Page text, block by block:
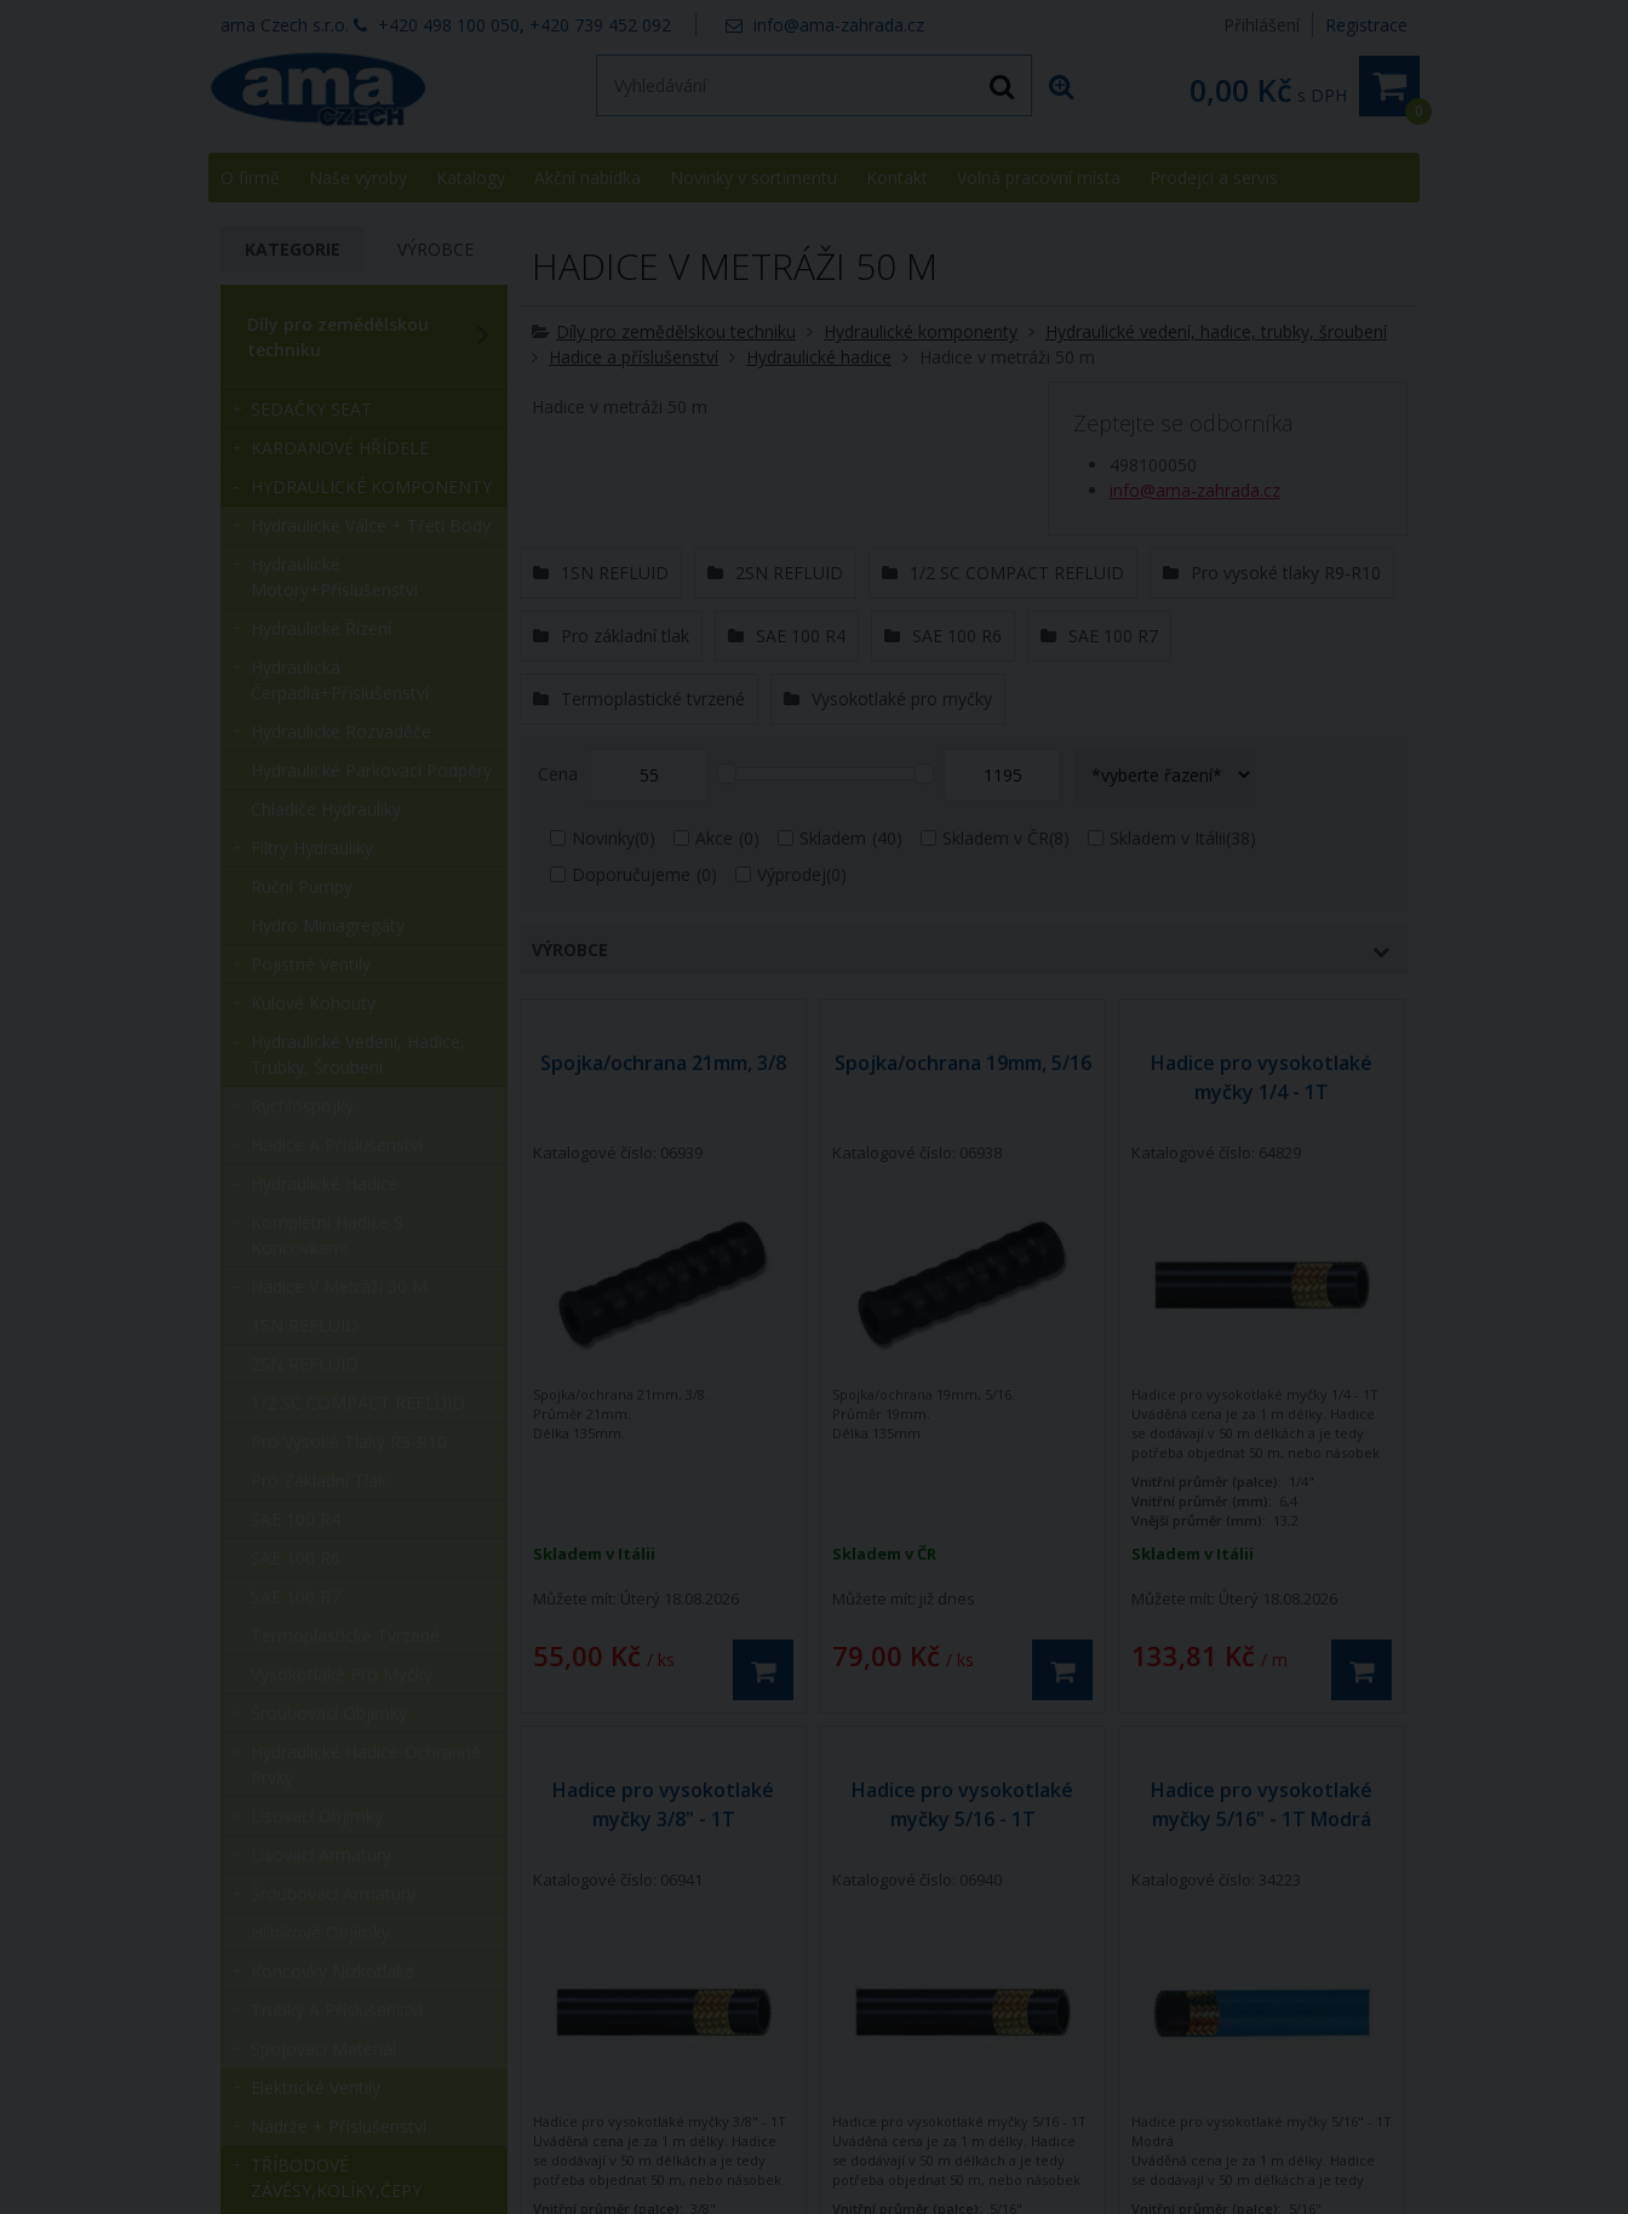
Přihlášení Registrace
ama Czech s.r.o. +420 498 100 050, +420 739 452 092 info@ama-zahrada.cz
0
0,00 Kč s DPH
O firmě Naše výroby Katalogy Akční nabídka Novinky v sortimentu Kontakt Volná pracovní místa Prodejci a servis
HADICE V METRÁŽI 50 M
Díly pro zemědělskou techniku Hydraulické komponenty
Hydraulické vedení, hadice, trubky, šroubení
Hadice a příslušenství
Hydraulické hadice Hadice v metráži 50 m
Zeptejte se odborníka
498100050
info@ama-zahrada.cz
Hadice v metráži 50 m
1SN REFLUID 2SN REFLUID 1/2 SC COMPACT REFLUID Pro vysoké tlaky R9-R10
Pro základní tlak SAE 100 R4 SAE 100 R6 SAE 100 R7
Termoplastické tvrzené Vysokotlaké pro myčky
Cena
Novinky(0) Akce (0) Skladem (40) Skladem v ČR(8) Skladem v Itálii(38)
Doporučujeme (0) Výprodej(0)
VÝROBCE
Spojka/ochrana 21mm, 3/8
Katalogové číslo: 06939
Skladem v Itálii
Můžete mít: Úterý 18.08.2026
55,00 Kč / ks
Spojka/ochrana 21mm, 3/8.
Průměr 21mm.
Délka 135mm.
Spojka/ochrana 19mm, 5/16
Katalogové číslo: 06938
Skladem v ČR
Můžete mít: již dnes
79,00 Kč / ks
Spojka/ochrana 19mm, 5/16.
Průměr 19mm.
Délka 135mm.
Hadice pro vysokotlaké
myčky 1/4 - 1T
Katalogové číslo: 64829
Skladem v Itálii
Můžete mít: Úterý 18.08.2026
133,81 Kč / m
Hadice pro vysokotlaké myčky 1/4 - 1T
Uváděná cena je za 1 m délky. Hadice
se dodávají v 50 m délkách a je tedy
potřeba objednat 50 m, nebo násobek
objednávky menší než 50 m, nebo
necelého násobku bude množství
automaticky navýšeno na rovný
násobek 50.
Vnitřní průměr (palce):
1/4"
Vnitřní průměr (mm): 6,4
Vnější průměr (mm):
13,2
Hadice pro vysokotlaké
myčky 3/8" - 1T
Katalogové číslo: 06941
Hadice pro vysokotlaké myčky 3/8" - 1T
Uváděná cena je za 1 m délky. Hadice
se dodávají v 50 m délkách a je tedy
potřeba objednat 50 m, nebo násobek
Vnitřní průměr (palce):
3/8"
Hadice pro vysokotlaké
myčky 5/16 - 1T
Katalogové číslo: 06940
Hadice pro vysokotlaké myčky 5/16 - 1T
Uváděná cena je za 1 m délky. Hadice
se dodávají v 50 m délkách a je tedy
potřeba objednat 50 m, nebo násobek
Vnitřní průměr (palce):
5/16"
Hadice pro vysokotlaké
myčky 5/16" - 1T Modrá
Katalogové číslo: 34223
Hadice pro vysokotlaké myčky 5/16" - 1T
Modrá
Uváděná cena je za 1 m délky. Hadice
se dodávají v 50 m délkách a je tedy
Vnitřní průměr (palce):
5/16"
KATEGORIE VÝROBCE
Díly pro zemědělskou
techniku
SEDAČKY SEAT
KARDANOVÉ HŘÍDELE
HYDRAULICKÉ KOMPONENTY
TŘÍBODOVÉ
ZÁVĚSY,KOLÍKY,ČEPY